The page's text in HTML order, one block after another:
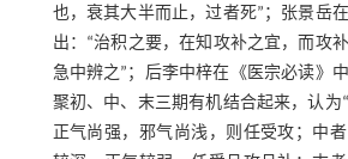
也，衰其大半而止，过者死”；张景岳
出：“治积之要，在知攻补之宜，而攻
急中辨之”；后李中梓在《医宗必读》
聚初、中、末三期有机结合起来，认为
正气尚强，邪气尚浅，则任受攻；中